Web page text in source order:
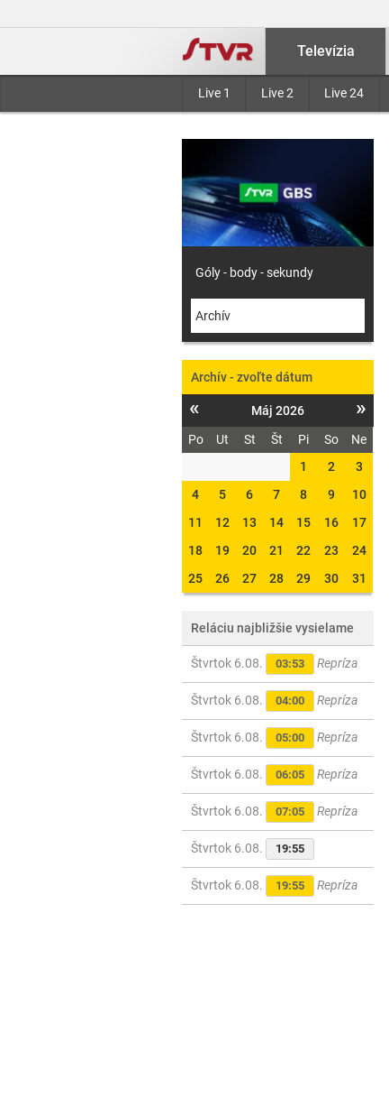
Televízia
Live 1 Live 2 Live 24
Góly - body - sekundy
Archív
Archív - zvoľte dátum
« Máj 2026 »
Po Ut St Št Pi So
Ne
1
2
3
4
5 6 7 8 9
10
11
12 13 14 15 16
17
18
19 20 21 22 23
24
25
26 27 28 29 30 31
Reláciu najbližšie vysielame
Štvrtok 6.08. 03:53 Repríza
Štvrtok 6.08. 04:00 Repríza
Štvrtok 6.08. 05:00 Repríza
Štvrtok 6.08. 06:05 Repríza
Štvrtok 6.08. 07:05 Repríza
Štvrtok 6.08. 19:55
Štvrtok 6.08. 19:55 Repríza